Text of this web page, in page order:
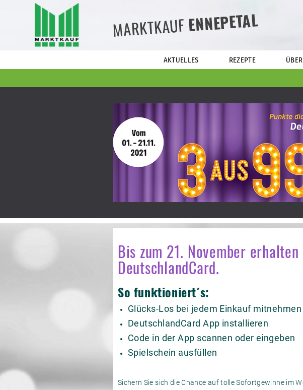
MARKTKAUFENNEPETAL
AKTUELLES REZEPTE
Bis zum 21. November
DeutschlandCard.
So funktioniert´s:
Glücks-Los bei jedem Einkauf mitnehmen
DeutschlandCard App installieren
Code in der App scannen oder eingeben
Spielschein ausfüllen
Sichern Sie sich die Chance auf tolle Sofortgewinne im